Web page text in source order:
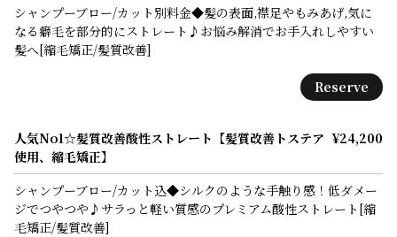
シャンプーブロー/カット別料金◆髪の表面,襟足やもみあげ,気に
なる癖毛を部分的にストレート♪お悩み解消でお手入れしやすい
髪へ[縮毛矯正/髪質改善]
Reserve
人気No1☆髪質改善酸性ストレート【髪質改善トステア
使用、縮毛矯正】
¥24,200
シャンプーブロー/カット込◆シルクのような手触り感！低ダメー
ジでつやつや♪サラっと軽い質感のプレミアム酸性ストレート[縮
毛矯正/髪質改善]